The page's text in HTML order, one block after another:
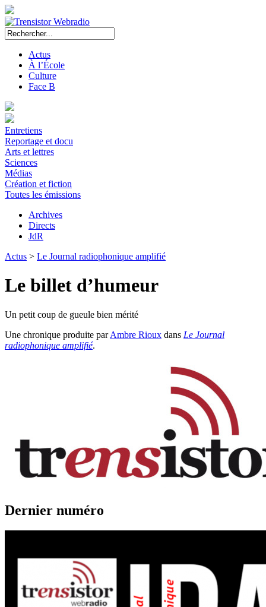
Actus
À l’École
Culture
Face B
Entretiens
Reportage et docu
Arts et lettres
Sciences
Médias
Création et fiction
Toutes les émissions
Archives
Directs
JdR
Actus > Le Journal radiophonique amplifié
Le billet d’humeur
Un petit coup de gueule bien mérité
Une chronique produite parAmbre Rioux dans Le Journal
radiophonique amplifié.
Dernier numéro